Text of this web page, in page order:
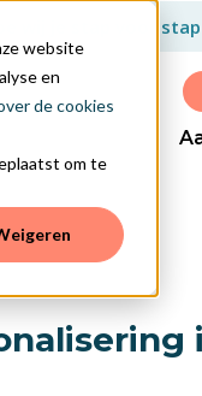
website
en
de cookies
om te
wij je stap voor